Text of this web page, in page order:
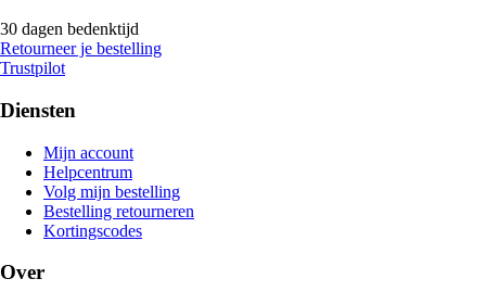
30 dagen bedenktijd
Retourneer je bestelling
Trustpilot
Diensten
Mijn account
Helpcentrum
Volg mijn bestelling
Bestelling retourneren
Kortingscodes
Over